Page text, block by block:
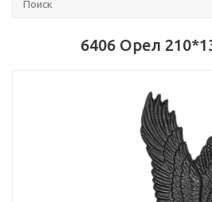
6406 Орел